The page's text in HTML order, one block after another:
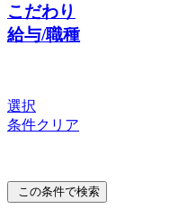
こだわり
給与/職種
選択
条件クリア
この条件で検索